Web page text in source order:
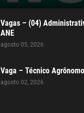
Vagas – (04)
ANE
agosto 05, 2026
Vaga – Técnico
agosto 02, 2026